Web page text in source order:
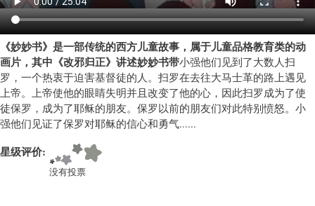
《妙妙书》是一部传统的西方儿童故事，属于儿童品格教育类的动
画片，其中《改邪归正》讲述妙妙书带小强他们见到了大数人扫
罗，一个热衷于迫害基督徒的人。扫罗在去往大马士革的路上遇见
上帝。上帝使他的眼睛失明并且改变了他的心，因此扫罗成为了使
徒保罗，成为了耶稣的朋友。保罗以前的朋友们对此特别愤怒。小
强他们见证了保罗对耶稣的信心和勇气......
星级评价:
没有投票